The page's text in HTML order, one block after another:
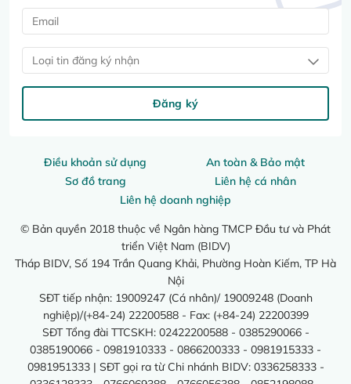
Điều khoản sử dụng
An toàn & Bảo mật
Sơ đồ trang
Liên hệ cá nhân
Liên hệ doanh nghiệp
© Bản quyền 2018 thuộc về Ngân hàng TMCP Đầu tư và Phát
triển Việt Nam (BIDV)
Tháp BIDV, Số 194 Trần Quang Khải, Phường Hoàn Kiếm, TP Hà
Nội
SĐT tiếp nhận: 19009247 (Cá nhân)/ 19009248 (Doanh
nghiệp)/(+84-24) 22200588 - Fax: (+84-24) 22200399
SĐT Tổng đài TTCSKH: 02422200588 - 0385290066 -
0385190066 - 0981910333 - 0866200333 - 0981915333 -
0981951333 | SĐT gọi ra từ Chi nhánh BIDV: 0336258333 -
Loại tin đăng ký nhận
Đăng ký